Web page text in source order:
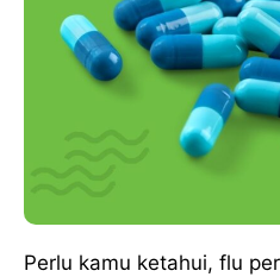
Perlu kamu ketahui, flu